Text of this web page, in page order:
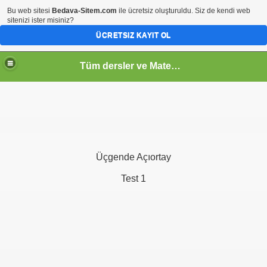
Tüm dersler ve Matematik
Üçgende Açıortay
Test 1
Bu web sitesi Bedava-Sitem.com ile ücretsiz oluşturuldu. Siz de kendi web
sitenizi ister misiniz?
ÜCRETSIZ KAYIT OL